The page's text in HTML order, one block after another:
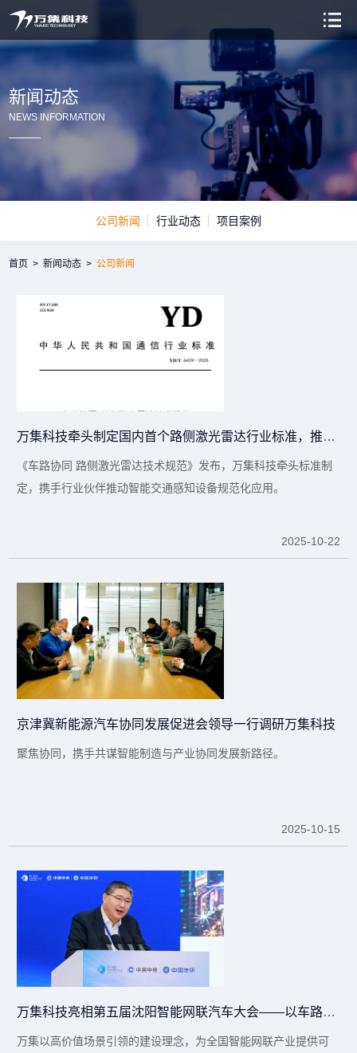
新闻动态
NEWS INFORMATION
公司新闻 行业动态 项目案例
首页 >新闻动态 >公司新闻
万集科技牵头制定国内首个路侧激光雷达行业标准，推动车路协同技术规范化发展
《车路协同 路侧激光雷达技术规范》发布，万集科技牵头标准制
定，携手行业伙伴推动智能交通感知设备规范化应用。
2025-10-22
京津冀新能源汽车协同发展促进会领导一行调研万集科技
聚焦协同，携手共谋智能制造与产业协同发展新路径。
2025-10-15
万集科技亮相第五届沈阳智能网联汽车大会——以车路云一体化助力东北区域智慧交通高质量发展
万集以高价值场景引领的建设理念，为全国智能网联产业提供可